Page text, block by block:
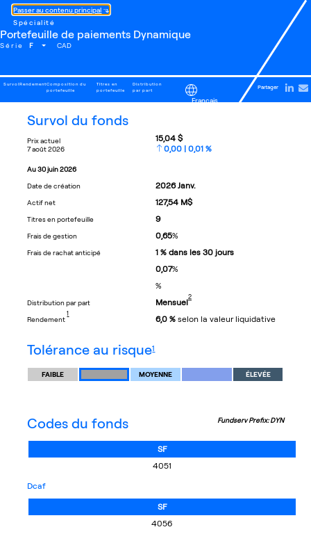
Passer au contenu principal
Spécialité
Portefeuille de paiements Dynamique
Série F CAD
SurvolRendementComposition du
portefeuille
Titres en
portefeuille
Distribution
par part
Français
Partager
survol du fonds
prix actuel
7 août 2026
15,04 $
0,00 | 0,01 %
au 30 juin 2026
date de création
2026 Janv.
actif net 127,54 M$
titres en portefeuille 9
frais de gestion 0,65%
frais de rachat anticipé
1 % dans les 30 jours
0,07%
%
distribution par part Mensuel
2
rendement
footnote
1
6,0 % selon la valeur liquidative
tolérance au risque1
FAIBLE MOYENNE ÉLEVÉE
Codes du fonds Fundserv Prefix: DYN
SF
4051
dcaf
SF
4056